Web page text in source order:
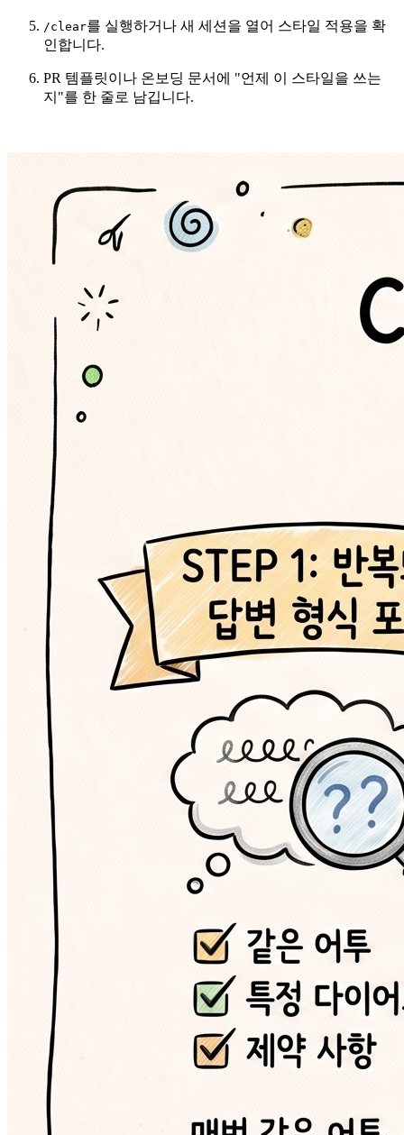
/clear를 실행하거나 새 세션을 열어 스타일 적용을 확
인합니다.
PR 템플릿이나 온보딩 문서에 "언제 이 스타일을 쓰는
지"를 한 줄로 남깁니다.